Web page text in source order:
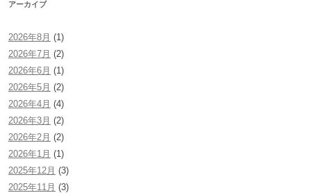
アーカイブ
2026年8月 (1)
2026年7月 (2)
2026年6月 (1)
2026年5月 (2)
2026年4月 (4)
2026年3月 (2)
2026年2月 (2)
2026年1月 (1)
2025年12月 (3)
2025年11月 (3)